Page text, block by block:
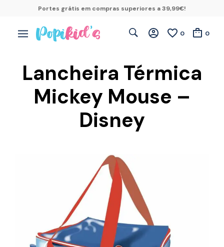
Portes grátis em compras superiores a 39,99€!
0 0
Lancheira Térmica
Mickey Mouse –
Disney